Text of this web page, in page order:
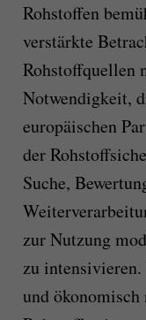
Rohstoffen
verstärkte
Rohstoffquellen
Notwendigkeit,
europäischen
der
Suche,
zur Nutzung
zu
und